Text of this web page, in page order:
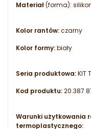
Materiał(forma):
Kolor rantów:czarny
Kolor formy:biały
Seria produktowa:KIT
Kod produktu:
Warunki użytkowania
termoplastycznego: